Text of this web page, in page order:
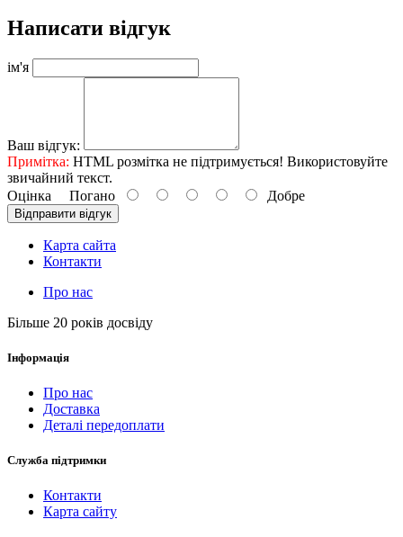
Написати відгук
ім'я
Ваш відгук:
Примітка: HTML розмітка не підтримується! Використовуйте
звичайний текст.
Оцінка Погано Добре
Відправити відгук
Карта сайта
Контакти
Про нас
Більше 20 років досвіду
Інформація
Про нас
Доставка
Деталі передоплати
Служба підтримки
Контакти
Карта сайту